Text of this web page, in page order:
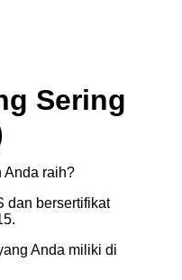
Sering
Anda raih?
dan bersertifikat
Anda miliki di